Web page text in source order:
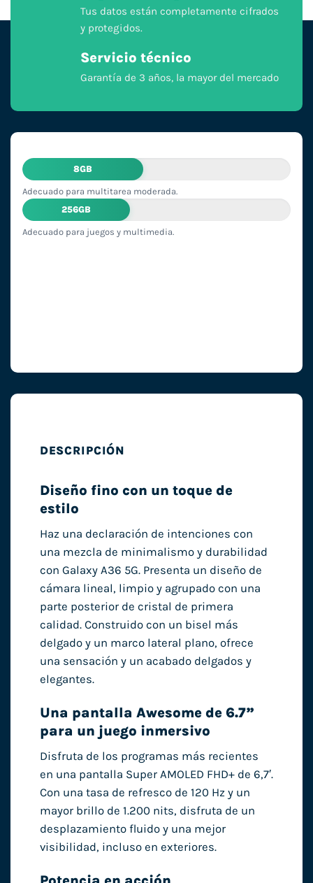
Tus datos están completamente cifrados
y protegidos.
Servicio técnico
Garantía de 3 años, la mayor del mercado
8GB
Adecuado para multitarea moderada.
256GB
Adecuado para juegos y multimedia.
DESCRIPCIÓN
Diseño fino con un toque de
estilo
Haz una declaración de intenciones con
una mezcla de minimalismo y durabilidad
con Galaxy A36 5G. Presenta un diseño de
cámara lineal, limpio y agrupado con una
parte posterior de cristal de primera
calidad. Construido con un bisel más
delgado y un marco lateral plano, ofrece
una sensación y un acabado delgados y
elegantes.
Una pantalla Awesome de 6.7”
para un juego inmersivo
Disfruta de los programas más recientes
en una pantalla Super AMOLED FHD+ de 6,7′.
Con una tasa de refresco de 120 Hz y un
mayor brillo de 1.200 nits, disfruta de un
desplazamiento fluido y una mejor
visibilidad, incluso en exteriores.